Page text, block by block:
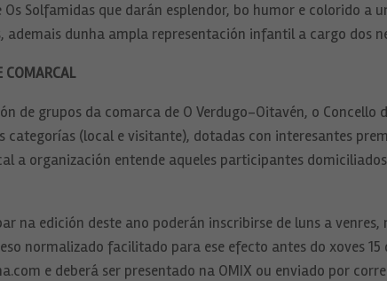
Os Solfamidas que darán esplendor, bo humor e colorido
dunha ampla representación infantil a cargo dos
COMARCAL
de grupos da comarca de O Verdugo-Oitavén, o Concello
(local e visitante), dotadas con interesantes
a organización entende aqueles participantes
na edición deste ano poderán inscribirse de luns a
normalizado facilitado para ese efecto antes do xoves 15
e deberá ser presentado na OMIX ou enviado por